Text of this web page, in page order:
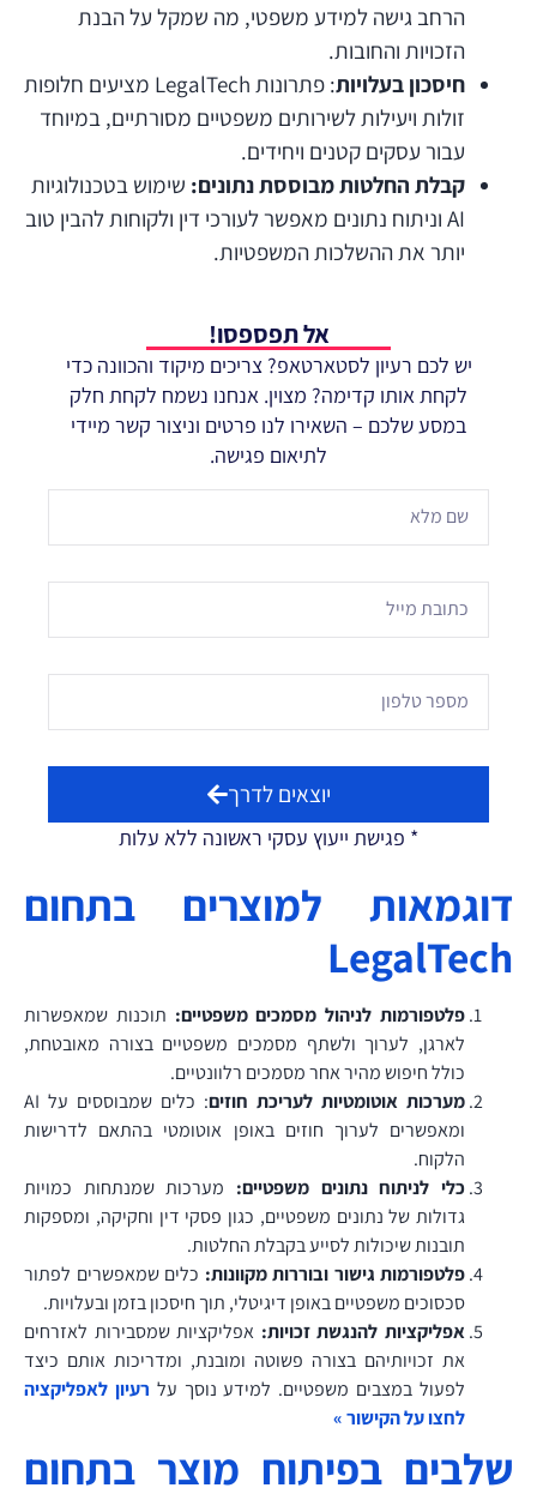
הרחב גישה למידע משפטי, מה שמקל על הבנת
הזכויות והחובות.
חיסכון בעלויות
: פתרונות LegalTech מציעים חלופות
זולות ויעילות לשירותים משפטיים מסורתיים, במיוחד
עבור עסקים קטנים ויחידים.
קבלת החלטות מבוססת נתונים: שימוש בטכנולוגיות
AI וניתוח נתונים מאפשר לעורכי דין ולקוחות להבין טוב
יותר את ההשלכות המשפטיות.
אל תפספסו!
יש לכם רעיון לסטארטאפ? צריכים מיקוד והכוונה כדי
לקחת אותו קדימה? מצוין. אנחנו נשמח לקחת חלק
במסע שלכם – השאירו לנו פרטים וניצור קשר מיידי
לתיאום פגישה.
יוצאים לדרך
* פגישת ייעוץ עסקי ראשונה ללא עלות
דוגמאות למוצרים בתחום
LegalTech
פלטפורמות לניהול מסמכים משפטיים: תוכנות שמאפשרות
לארגן, לערוך ולשתף מסמכים משפטיים בצורה מאובטחת,
כולל חיפוש מהיר אחר מסמכים רלוונטיים.
מערכות אוטומטיות לעריכת חוזים
: כלים שמבוססים על AI
ומאפשרים לערוך חוזים באופן אוטומטי בהתאם לדרישות
הלקוח.
כלי לניתוח נתונים משפטיים: מערכות שמנתחות כמויות
גדולות של נתונים משפטיים, כגון פסקי דין וחקיקה, ומספקות
תובנות שיכולות לסייע בקבלת החלטות.
פלטפורמות גישור ובוררות מקוונות: כלים שמאפשרים לפתור
סכסוכים משפטיים באופן דיגיטלי, תוך חיסכון בזמן ובעלויות.
אפליקציות להנגשת זכויות: אפליקציות שמסבירות לאזרחים
את זכויותיהם בצורה פשוטה ומובנת, ומדריכות אותם כיצד
לפעול במצבים משפטיים. למידע נוסך על רעיון לאפליקציה
לחצו על הקישור »
שלבים בפיתוח מוצר בתחום